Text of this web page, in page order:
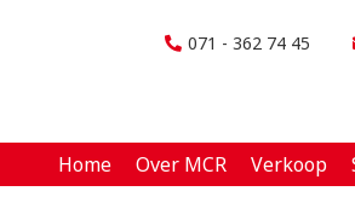
071 - 362 74 45
Home Over MCR Verkoop